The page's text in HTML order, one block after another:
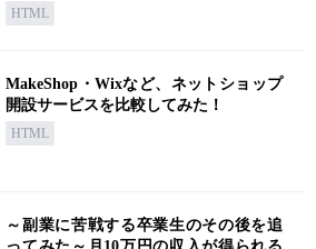
HTML
MakeShop・Wixなど、ネットショップ
開設サービスを比較してみた！
HTML
～副業に苦戦する卒業生のその後を追